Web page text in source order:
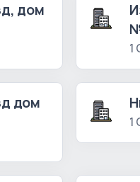
дом
1
дом
1